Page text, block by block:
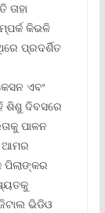
କିଭଳି
ପ୍ରଦର୍ଶିତ
ଏବଂ
ଶିଶୁ ଦିବସରେ
ପାଳନ
ଆମର
ପିଲାଙ୍କର
ଭିଡିଓ